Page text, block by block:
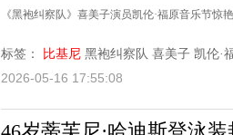
《黑袍纠察队》喜美子演员凯伦·福原音乐节惊
标签： 比基尼 黑袍纠察队 喜美子 凯伦·
2026-05-16 17:55:08